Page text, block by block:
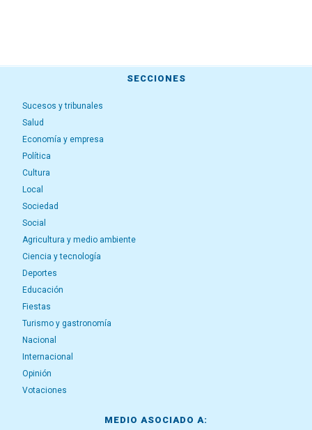
SECCIONES
Sucesos y tribunales
Salud
Economía y empresa
Política
Cultura
Local
Sociedad
Social
Agricultura y medio ambiente
Ciencia y tecnología
Deportes
Educación
Fiestas
Turismo y gastronomía
Nacional
Internacional
Opinión
Votaciones
MEDIO ASOCIADO A: